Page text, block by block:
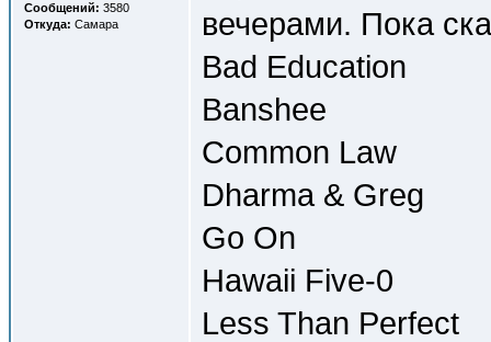
Сообщений: 3580
Откуда: Самара
вечерами. Пока
Bad Education
Banshee
Common Law
Dharma & Greg
Go On
Hawaii Five-0
Less Than Perfect